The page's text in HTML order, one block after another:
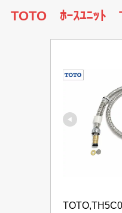
TOTO ﾎｰｽﾕﾆｯﾄ